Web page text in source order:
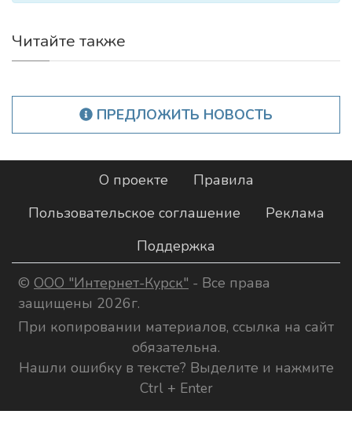
Читайте также
ПРЕДЛОЖИТЬ НОВОСТЬ
О проекте
Правила
Пользовательское соглашение
Реклама
Поддержка
© ООО "Интернет-Курск" - Все права
защищены 2026г.
При копировании материалов, ссылка на сайт
обязательна.
Нашли ошибку в тексте? Выделите и нажмите
Ctrl + Enter